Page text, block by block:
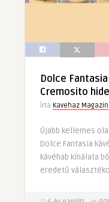
Dolce
Cremosito
Írta Kavehaz Magazin
Újabb kellemes
Dolce Fantasia
kávéhab kínálata
eredetű